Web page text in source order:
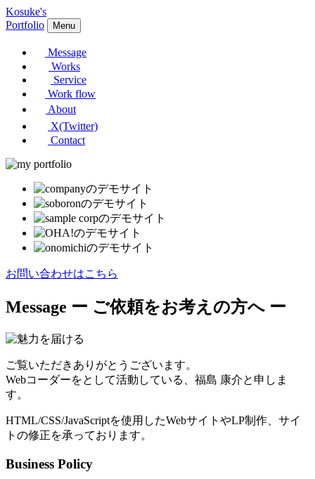
Kosuke's
Portfolio
Menu
Message
Works
Service
Work flow
About
X(Twitter)
Contact
お問い合わせはこちら
Message ー ご依頼をお考えの方へ ー
ご覧いただきありがとうございます。
Webコーダーをとして活動している、福島 康介と申しま
す。
HTML/CSS/JavaScriptを使用したWebサイトやLP制作、サイ
トの修正を承っております。
Business Policy